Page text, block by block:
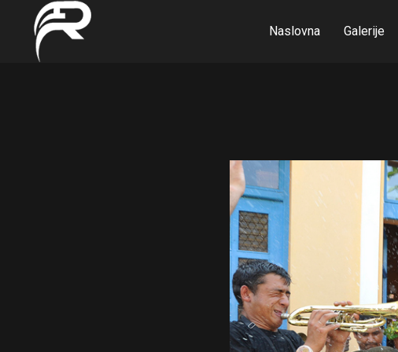
Naslovna Galerije